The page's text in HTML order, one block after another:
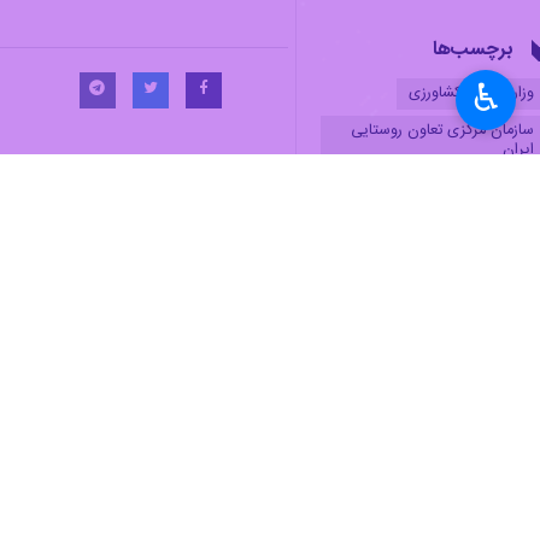
برچسب‌ها
وزارت جهاد کشاورزی
سازمان مرکزی تعاون روستایی
ایران
♿︎